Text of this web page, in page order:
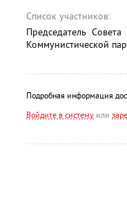
Список участников:
Председатель
Коммунистической
Подробная информация
Войдите в систему или